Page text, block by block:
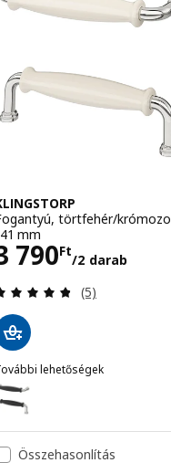
törtfehér/
mm
790Ft
/2 darab
3790Ft/2
Vélemény:
(5)
lehetőségek
KLINGSTORP,
Összehasonlítás